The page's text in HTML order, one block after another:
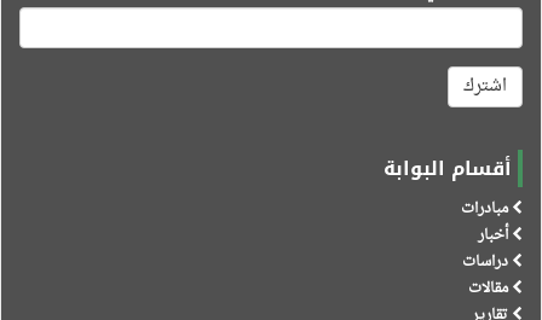
اشترك
أقسام البوابة
مبادرات
أخبار
دراسات
مقالات